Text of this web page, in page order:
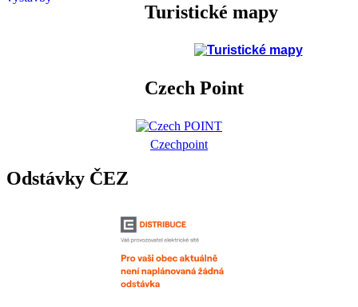
Turistické mapy
Czech Point
Czechpoint
Odstávky ČEZ